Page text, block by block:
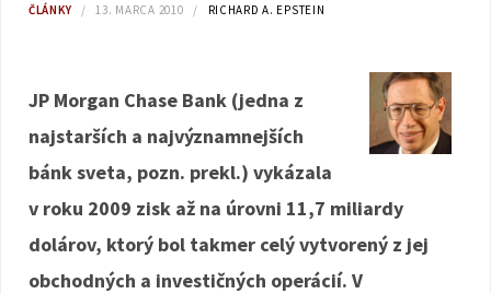
o
k
b
e
ČLÁNKY 13. MARCA 2010 RICHARD A. EPSTEIN
JP Morgan Chase Bank (jedna z
najstarších a najvýznamnejších
bánk sveta, pozn. prekl.) vykázala
v roku 2009 zisk až na úrovni 11,7 miliardy
dolárov, ktorý bol takmer celý vytvorený z jej
obchodných a investičných operácií. V